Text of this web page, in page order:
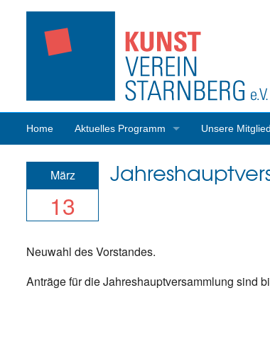
Home Aktuelles Programm
Programmrückblick
Unsere
März
13
Neuwahl des Vorstandes.
Anträge für die Jahreshauptversammlung sind